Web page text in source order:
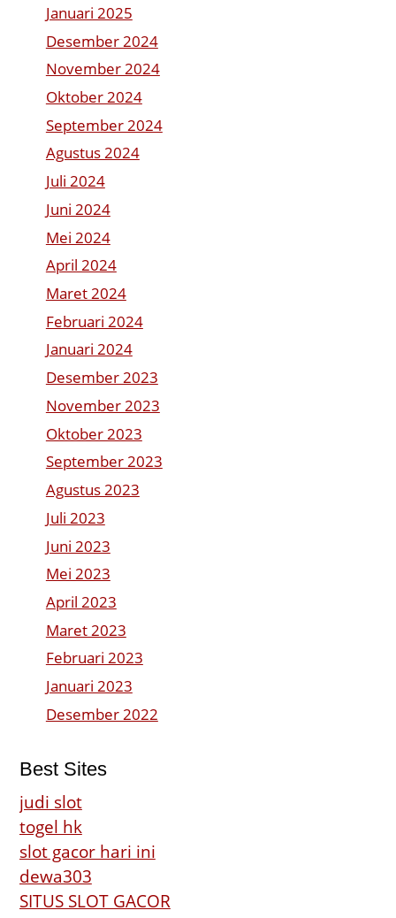
Januari 2025
Desember 2024
November 2024
Oktober 2024
September 2024
Agustus 2024
Juli 2024
Juni 2024
Mei 2024
April 2024
Maret 2024
Februari 2024
Januari 2024
Desember 2023
November 2023
Oktober 2023
September 2023
Agustus 2023
Juli 2023
Juni 2023
Mei 2023
April 2023
Maret 2023
Februari 2023
Januari 2023
Desember 2022
Best Sites
judi slot
togel hk
slot gacor hari ini
dewa303
SITUS SLOT GACOR